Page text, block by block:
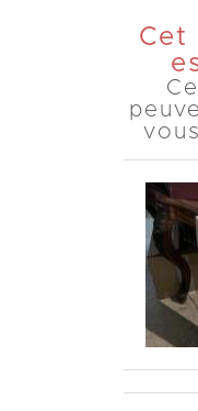
Cet